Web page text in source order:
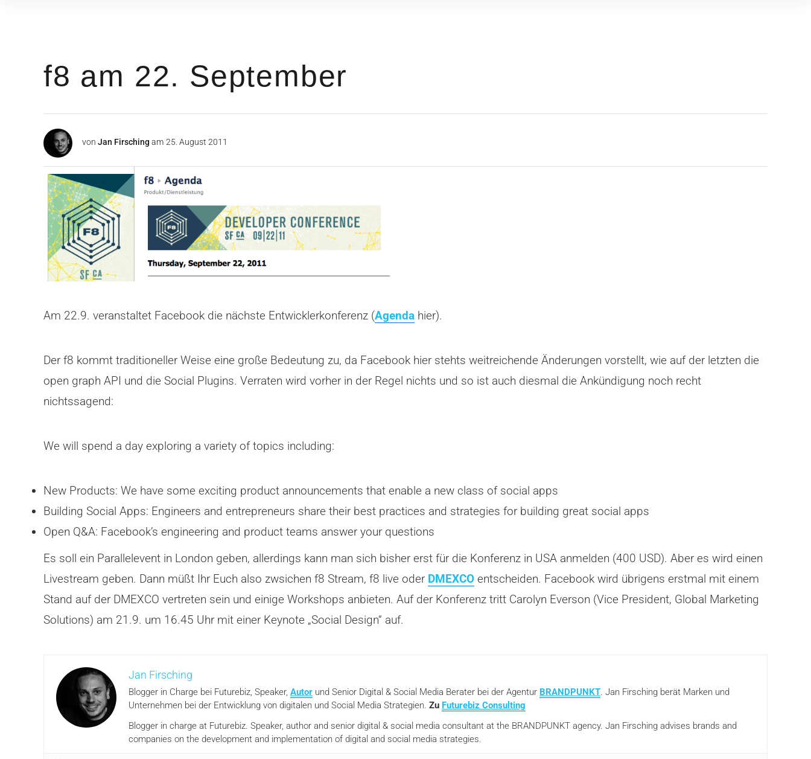
f8 am 22. September
von Jan Firsching am 25. August 2011
Am 22.9. veranstaltet Facebook die nächste Entwicklerkonferenz (Agenda hier).
Der f8 kommt traditioneller Weise eine große Bedeutung zu, da Facebook hier stehts weitreichende Änderungen vorstellt, wie auf der letzten die
open graph API und die Social Plugins. Verraten wird vorher in der Regel nichts und so ist auch diesmal die Ankündigung noch recht
nichtssagend:
We will spend a day exploring a variety of topics including:
New Products: We have some exciting product announcements that enable a new class of social apps
Building Social Apps: Engineers and entrepreneurs share their best practices and strategies for building great social apps
Open Q&A: Facebook’s engineering and product teams answer your questions
Es soll ein Parallelevent in London geben, allerdings kann man sich bisher erst für die Konferenz in USA anmelden (400 USD). Aber es wird einen
Livestream geben. Dann müßt Ihr Euch also zwsichen f8 Stream, f8 live oder DMEXCO entscheiden. Facebook wird übrigens erstmal mit einem
Stand auf der DMEXCO vertreten sein und einige Workshops anbieten. Auf der Konferenz tritt Carolyn Everson (Vice President, Global Marketing
Solutions) am 21.9. um 16.45 Uhr mit einer Keynote „Social Design“ auf.
Jan Firsching
Blogger in Charge bei Futurebiz, Speaker, Autor und Senior Digital & Social Media Berater bei der Agentur BRANDPUNKT. Jan Firsching berät Marken und
Unternehmen bei der Entwicklung von digitalen und Social Media Strategien. Zu Futurebiz Consulting
Blogger in charge at Futurebiz. Speaker, author and senior digital & social media consultant at the BRANDPUNKT agency. Jan Firsching advises brands and
companies on the development and implementation of digital and social media strategies.